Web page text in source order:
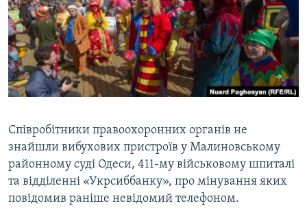
ДЕПОРТАЦІЯ
ВІДЕОУРОКИ «ELIFBE»
СВІДЧЕННЯ ОКУПАЦІЇ
УКРАЇНСЬКА ПРОБЛЕМА КРИМУ
ЯК ОБІЙТИ БЛОКУВАННЯ
Русский
Qırımtatar
Усі сайти RFE/RL
Співробітники правоохоронних органів не
знайшли вибухових пристроїв у Малиновському
районному суді Одеси, 411-му військовому шпиталі
та відділенні «Укрсиббанку», про мінування яких
повідомив раніше невідомий телефоном.